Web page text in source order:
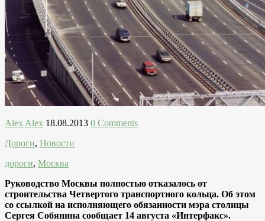
Alex Alex 18.08.2013 0 Comments
Дороги, Новости
дороги, Москва
Руководство Москвы полностью отказалось от
строительства Четвертого транспортного кольца. Об этом
со ссылкой на исполняющего обязанности мэра столицы
Сергея Собянина сообщает 14 августа «Интерфакс».